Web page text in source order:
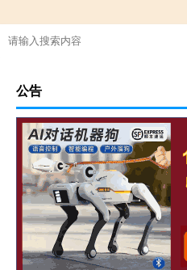
公告